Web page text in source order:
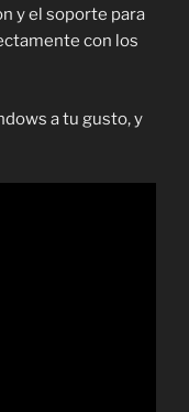
y el soporte para
con los
a tu gusto, y